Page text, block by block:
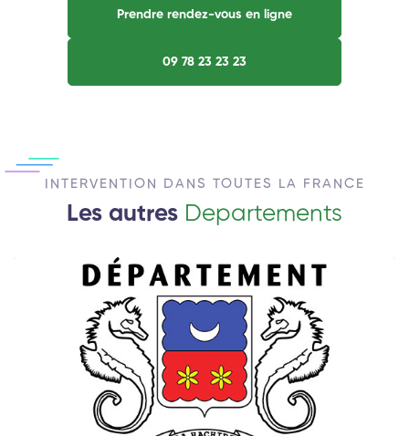
Prendre rendez-vous en ligne
09 78 23 23 23
INTERVENTION DANS TOUTES LA FRANCE
Les autres Departements